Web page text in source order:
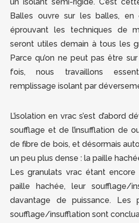
Balles ouvre sur les balles,
éprouvant les techniques de
seront utiles demain à tous les
Parce qu’on ne peut pas être
fois, nous travaillons
remplissage isolant par
L’isolation en vrac s’est d’abord
soufflage et de l’insufflation de
de fibre de bois, et désormais
un peu plus dense : la paille
Les granulats vrac étant
paille hachée, leur soufflage/
davantage de puissance. Les
soufflage/insufflation sont